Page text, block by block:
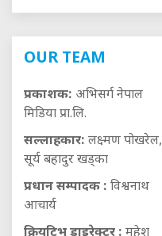
OUR TEAM
प्रकाशक: अभिसर्ग नेपाल
मिडिया प्रा.लि.
सल्लाहकार: लक्ष्मण पोखरेल,
सूर्य बहादुर खड्का
प्रधान सम्पादक : विश्वनाथ
आचार्य